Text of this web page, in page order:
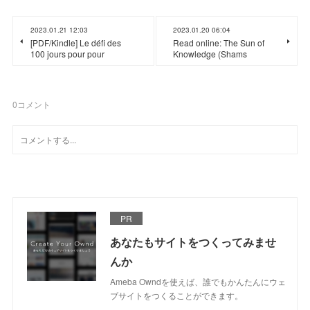
2023.01.21 12:03
[PDF/Kindle] Le défi des
100 jours pour pour
2023.01.20 06:04
Read online: The Sun of
Knowledge (Shams
0コメント
PR
あなたもサイトをつくってみませ
んか
Ameba Owndを使えば、誰でもかんたんにウェ
ブサイトをつくることができます。